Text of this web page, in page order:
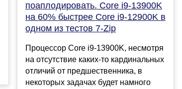
поаплодировать. Core i9-13900K
на 60% быстрее Core i9-12900K в
одном из тестов 7-Zip
Процессор Core i9-13900K, несмотря
на отсутствие каких-то кардинальных
отличий от предшественника, в
некоторых задачах будет намного